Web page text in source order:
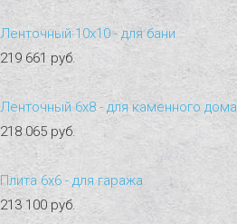
Ленточный 10х10 - для бани
219 661 руб.
Ленточный 6х8 - для каменного дома
218 065 руб.
Плита 6х6 - для гаража
213 100 руб.